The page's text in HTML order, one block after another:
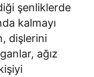
şenliklerde
kalmayı
dişlerini
ağız